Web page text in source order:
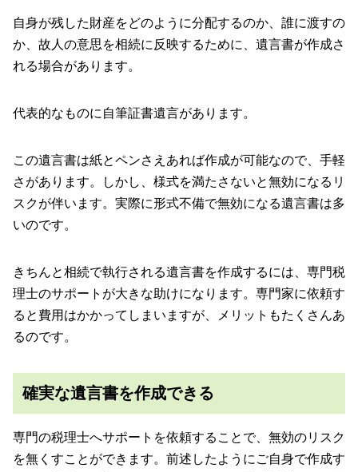
自身が残した財産をどのように分配するのか、誰に渡すの
か、故人の意思を相続に反映するために、遺言書が作成さ
れる場合があります。
代表的なものに自筆証書遺言があります。
この遺言書は紙とペンさえあれば作成が可能なので、手軽
さがあります。しかし、様式を満たさないと無効になるリ
スクが伴います。実際に形式不備で無効になる遺言書は多
いのです。
きちんと相続で執行される遺言書を作成するには、専門税
理士のサポートが大きな助けになります。専門家に依頼す
ると費用はかかってしまいますが、メリットもたくさんあ
るのです。
確実な遺言書を作成できる
専門の税理士へサポートを依頼することで、無効のリスク
を無くすことができます。前述したようにご自身で作成す